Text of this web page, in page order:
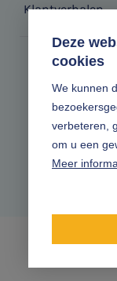
Deze
cookies
We kunnen
verbeteren,
om u een
Meer
Klantverhalen